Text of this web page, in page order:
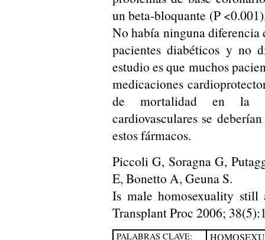
un beta-bloquante (P
No había ninguna diferencia
pacientes diabéticos y no
estudio es que muchos
medicaciones
de mortalidad en la
cardiovasculares se
estos fármacos.
Piccoli G, Soragna G,
E, Bonetto A, Geuna S.
Is male homosexuality
Transplant Proc 2006;
PALABRAS CLAVE: